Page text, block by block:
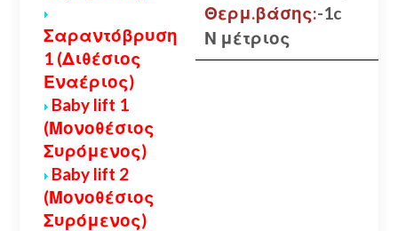
Σαραντόβρυση
1 (Διθέσιος
Εναέριος)
Baby lift 1
(Μονοθέσιος
Συρόμενος)
Baby lift 2
(Μονοθέσιος
Συρόμενος)
Θερμ.βάσης:-1c
Ν μέτριος